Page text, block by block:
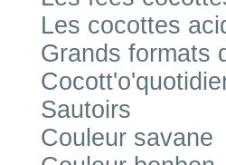
Les cocottes
Grands formats
Sautoirs
Couleur savane